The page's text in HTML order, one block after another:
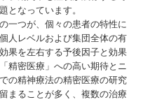
となっています。
一つが、個々の患者の特性に
人レベルおよび集団全体の有
果を左右する予後因子と効果
精密医療」への高い期待とニ
の精神療法の精密医療の研究
まることが多く、複数の治療